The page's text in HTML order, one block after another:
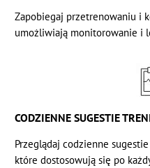
Zapobiegaj przetrenowaniu i
umożliwiają monitorowanie i
CODZIENNE SUGESTIE
Przeglądaj codzienne
które dostosowują się po